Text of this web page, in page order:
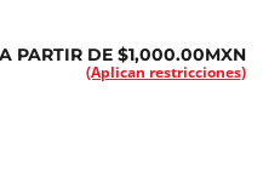
PARTIR DE $1,000.00MXN
(Aplican restricciones)